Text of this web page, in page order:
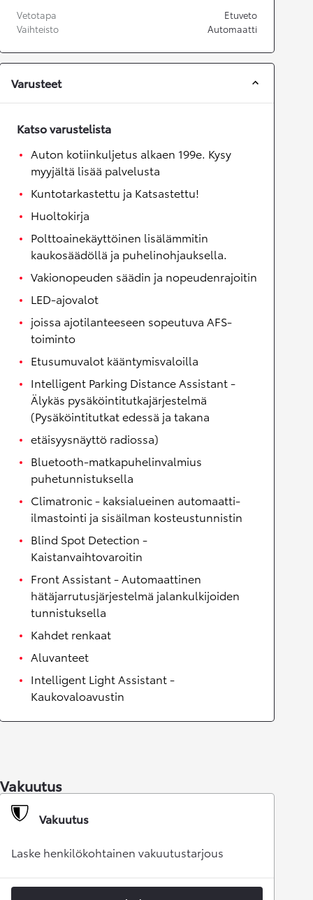
Vetotapa
Etuveto
Vaihteisto
Automaatti
Varusteet
Katso varustelista
Auton kotiinkuljetus alkaen 199e. Kysy
myyjältä lisää palvelusta
Kuntotarkastettu ja Katsastettu!
Huoltokirja
Polttoainekäyttöinen lisälämmitin
kaukosäädöllä ja puhelinohjauksella.
Vakionopeuden säädin ja nopeudenrajoitin
LED-ajovalot
joissa ajotilanteeseen sopeutuva AFS-
toiminto
Etusumuvalot kääntymisvaloilla
Intelligent Parking Distance Assistant -
Älykäs pysäköintitutkajärjestelmä
(Pysäköintitutkat edessä ja takana
etäisyysnäyttö radiossa)
Bluetooth-matkapuhelinvalmius
puhetunnistuksella
Climatronic - kaksialueinen automaatti-
ilmastointi ja sisäilman kosteustunnistin
Blind Spot Detection -
Kaistanvaihtovaroitin
Front Assistant - Automaattinen
hätäjarrutusjärjestelmä jalankulkijoiden
tunnistuksella
Kahdet renkaat
Aluvanteet
Intelligent Light Assistant -
Kaukovaloavustin
Vakuutus
Vakuutus
Laske henkilökohtainen vakuutustarjous